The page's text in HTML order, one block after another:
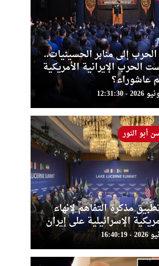
إلى منابر الحسينيات..
الحرب الإيرانية الأمريكية
عاشوراء؟
مذكرة التفاهم لإنهاء
الإسرائيلية على إيران
أبو النور